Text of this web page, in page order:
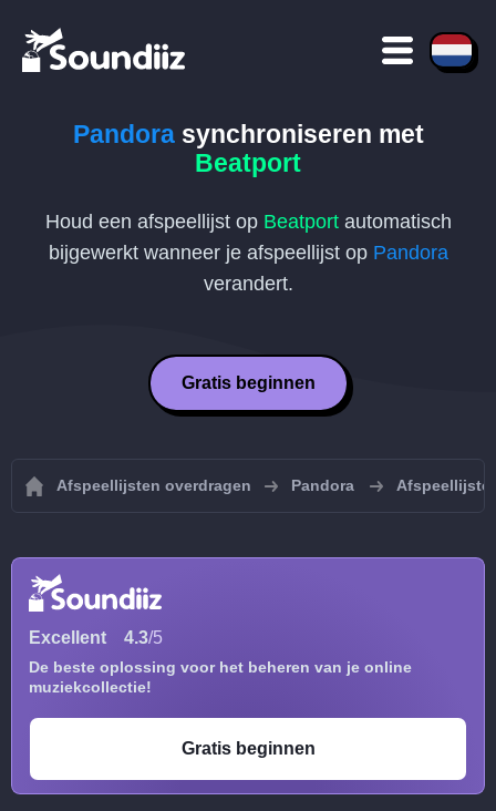
Pandorasynchroniseren met
Beatport
Houd een afspeellijst op Beatportautomatisch
bijgewerkt wanneer je afspeellijst op Pandora
verandert.
Gratis beginnen
Afspeellijsten overdragen Pandora
Excellent 4.3/5
De beste oplossing voor het beheren van je online
muziekcollectie!
Gratis beginnen